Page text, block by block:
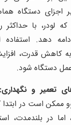
اجزای دستگاه
لودر، با حداکثر
دهد. استفاده
به کاهش قدرت،
دستگاه شود.
تعمیر و نگهداری:
ممکن است در ابتدا
اما در بلندمدت،